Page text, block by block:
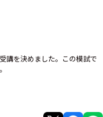
講を決めました。この模試で